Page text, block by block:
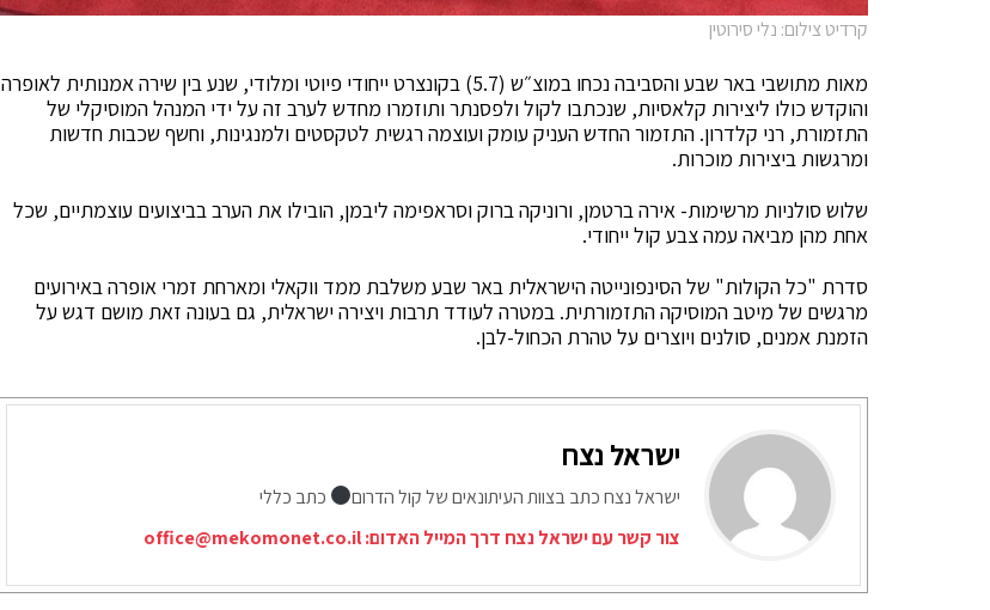
קרדיט צילום: נלי סירוטין
מאות מתושבי באר שבע והסביבה נכחו במוצ״ש (5.7) בקונצרט ייחודי פיוטי ומלודי, שנע בין שירה אמנותית לאופרה
והוקדש כולו ליצירות קלאסיות, שנכתבו לקול ולפסנתר ותוזמרו מחדש לערב זה על ידי המנהל המוסיקלי של
התזמורת, רני קלדרון. התזמור החדש העניק עומק ועוצמה רגשית לטקסטים ולמנגינות, וחשף שכבות חדשות
ומרגשות ביצירות מוכרות.
שלוש סולניות מרשימות- אירה ברטמן, ורוניקה ברוק וסראפימה ליבמן, הובילו את הערב בביצועים עוצמתיים, שכל
אחת מהן מביאה עמה צבע קול ייחודי.
סדרת "כל הקולות" של הסינפונייטה הישראלית באר שבע משלבת ממד ווקאלי ומארחת זמרי אופרה באירועים
מרגשים של מיטב המוסיקה התזמורתית. במטרה לעודד תרבות ויצירה ישראלית, גם בעונה זאת מושם דגש על
הזמנת אמנים, סולנים ויוצרים על טהרת הכחול-לבן.
ישראל נצח
ישראל נצח כתב בצוות העיתונאים של קול הדרום
כתב כללי
צור קשר עם ישראל נצח דרך המייל האדום:office@mekomonet.co.il